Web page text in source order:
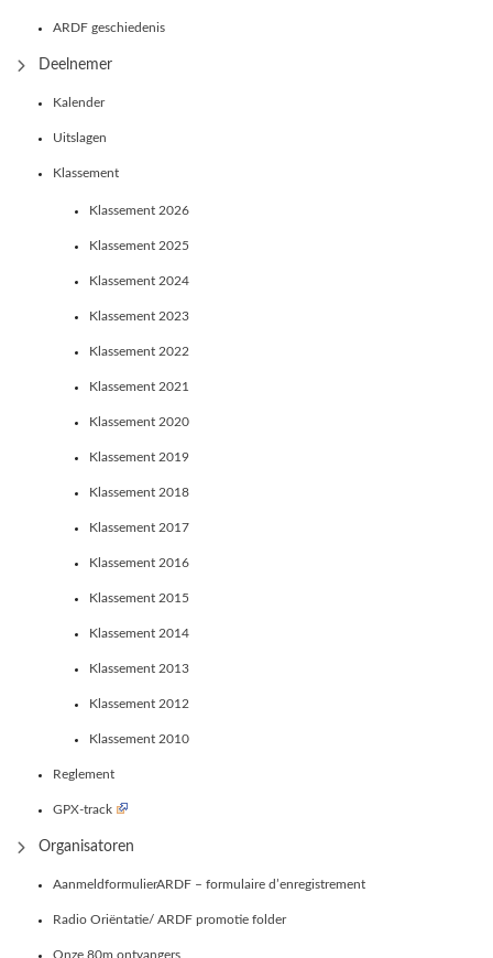
ARDF geschiedenis
Deelnemer
Kalender
Uitslagen
Klassement
Klassement 2026
Klassement 2025
Klassement 2024
Klassement 2023
Klassement 2022
Klassement 2021
Klassement 2020
Klassement 2019
Klassement 2018
Klassement 2017
Klassement 2016
Klassement 2015
Klassement 2014
Klassement 2013
Klassement 2012
Klassement 2010
Reglement
GPX-track
Organisatoren
AanmeldformulierARDF – formulaire d’enregistrement
Radio Oriëntatie/ ARDF promotie folder
Onze 80m ontvangers